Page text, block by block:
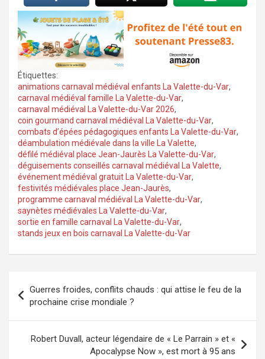
Étiquettes:
animations carnaval médiéval enfants La Valette-du-Var,
carnaval médiéval famille La Valette-du-Var,
carnaval médiéval La Valette-du-Var 2026,
coin gourmand carnaval médiéval La Valette-du-Var,
combats d’épées pédagogiques enfants La Valette-du-Var,
déambulation médiévale dans la ville La Valette,
défilé médiéval place Jean-Jaurès La Valette-du-Var,
déguisements conseillés carnaval médiéval La Valette,
événement médiéval gratuit La Valette-du-Var,
festivités médiévales place Jean-Jaurès,
programme carnaval médiéval La Valette-du-Var,
saynètes médiévales La Valette-du-Var,
sortie en famille carnaval La Valette-du-Var,
stands jeux en bois carnaval La Valette-du-Var
de
l’article
Guerres froides, conflits chauds : qui attise le feu de la
prochaine crise mondiale ?
Robert Duvall, acteur légendaire de « Le Parrain » et «
Apocalypse Now », est mort à 95 ans